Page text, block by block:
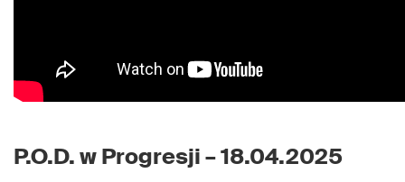
P.O.D. w Progresji – 18.04.2025